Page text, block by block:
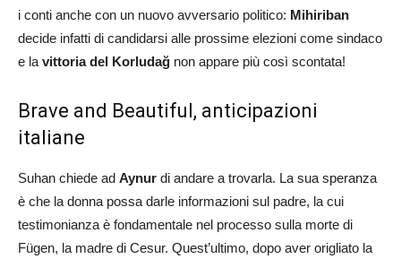
i conti anche con un nuovo avversario politico: Mihiriban
decide infatti di candidarsi alle prossime elezioni come sindaco
e la vittoria del Korludağ non appare più così scontata!
Brave and Beautiful, anticipazioni
italiane
Suhan chiede ad Aynur di andare a trovarla. La sua speranza
è che la donna possa darle informazioni sul padre, la cui
testimonianza è fondamentale nel processo sulla morte di
Fügen, la madre di Cesur. Quest’ultimo, dopo aver origliato la